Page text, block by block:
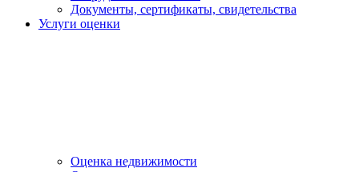
Документы, сертификаты, свидетельства
Услуги оценки
Оценка недвижимости